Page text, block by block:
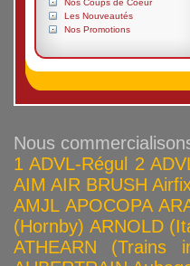
Nos Coups de Coeur
Les Nouveautés
Nos Promotions
Nous
1 ADVL-Régul 2
AIM AIR BRUSH
AMJL APOCOPA
(Hornby) ARNOLD
ATHEARN (Trains